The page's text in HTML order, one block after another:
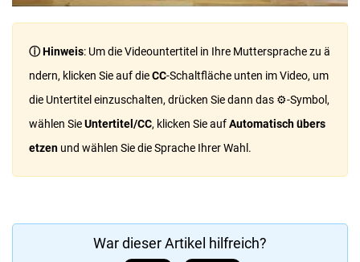
ⓘ Hinweis: Um die Videountertitel in Ihre Muttersprache zu ä
ndern, klicken Sie auf dieCC-Schaltfläche unten im Video, um
die Untertitel einzuschalten, drücken Sie dann das ⚙︎-Symbol,
wählen SieUntertitel/CC, klicken Sie aufAutomatisch übers
etzen und wählen Sie die Sprache Ihrer Wahl.
War dieser Artikel hilfreich?